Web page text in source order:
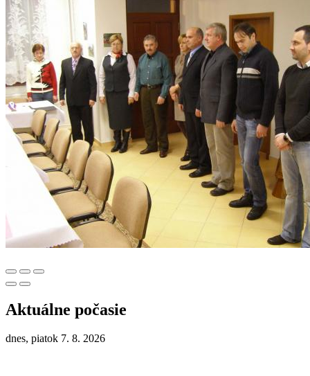
Aktuálne počasie
dnes, piatok 7. 8. 2026